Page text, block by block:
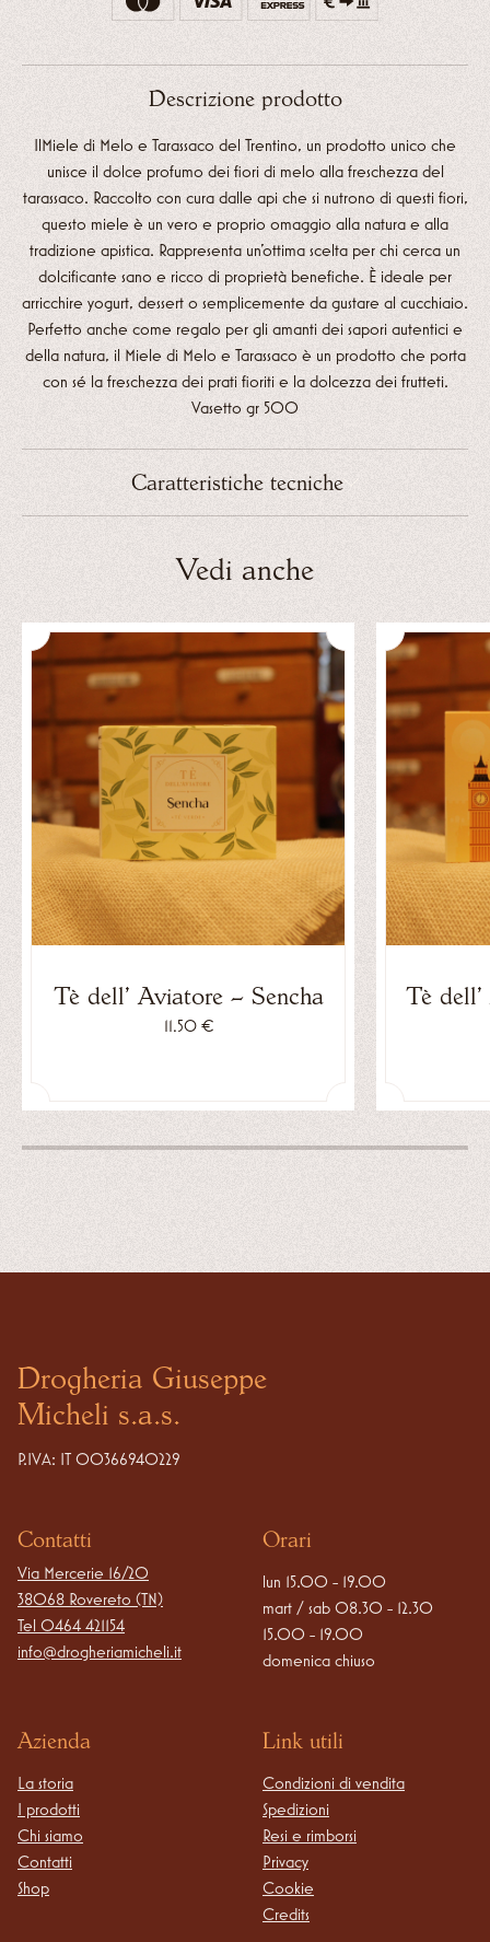
Descrizione prodotto
IlMiele di Melo e Tarassaco del Trentino, un prodotto unico che
unisce il dolce profumo dei fiori di melo alla freschezza del
tarassaco. Raccolto con cura dalle api che si nutrono di questi fiori,
questo miele è un vero e proprio omaggio alla natura e alla
tradizione apistica. Rappresenta un’ottima scelta per chi cerca un
dolcificante sano e ricco di proprietà benefiche. È ideale per
arricchire yogurt, dessert o semplicemente da gustare al cucchiaio.
Perfetto anche come regalo per gli amanti dei sapori autentici e
della natura, il Miele di Melo e Tarassaco è un prodotto che porta
con sé la freschezza dei prati fioriti e la dolcezza dei frutteti.
Vasetto gr 500
Caratteristiche tecniche
Vedi anche
Tè dell’ Aviatore – Sencha
11.50 €
Tè
Drogheria Giuseppe
Micheli s.a.s.
P.IVA: IT 00366940229
Contatti
Via Mercerie 16/20
38068 Rovereto (TN)
Tel 0464 421154
info@drogheriamicheli.it
Orari
lun 15.00 - 19.00
mart / sab 08.30 - 12.30
15.00 - 19.00
domenica chiuso
Azienda
La storia
I prodotti
Chi siamo
Contatti
Shop
Link utili
Condizioni di vendita
Spedizioni
Resi e rimborsi
Privacy
Cookie
Credits